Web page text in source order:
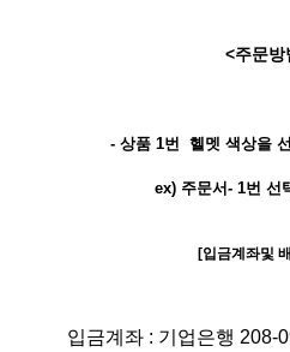
<주문방
- 상품 1번 헬멧 색상을
ex) 주문서- 1번 선
[입금계좌및
입금계좌 : 기업은행 208-